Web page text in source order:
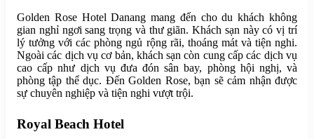
Golden Rose Hotel Danang mang đến cho du khách không
gian nghỉ ngơi sang trọng và thư giãn. Khách sạn này có vị trí
lý tưởng với các phòng ngủ rộng rãi, thoáng mát và tiện nghi.
Ngoài các dịch vụ cơ bản, khách sạn còn cung cấp các dịch vụ
cao cấp như dịch vụ đưa đón sân bay, phòng hội nghị, và
phòng tập thể dục. Đến Golden Rose, bạn sẽ cảm nhận được
sự chuyên nghiệp và tiện nghi vượt trội.
Royal Beach Hotel